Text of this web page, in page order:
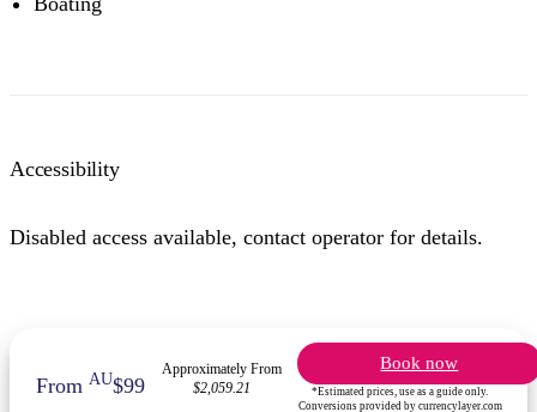
Accessibility
Disabled access available, contact operator for details.
From AU$99
Approximately From
$2,059.21
Book now
*Estimated prices, use as a guide only.
Conversions provided by currencylayer.com